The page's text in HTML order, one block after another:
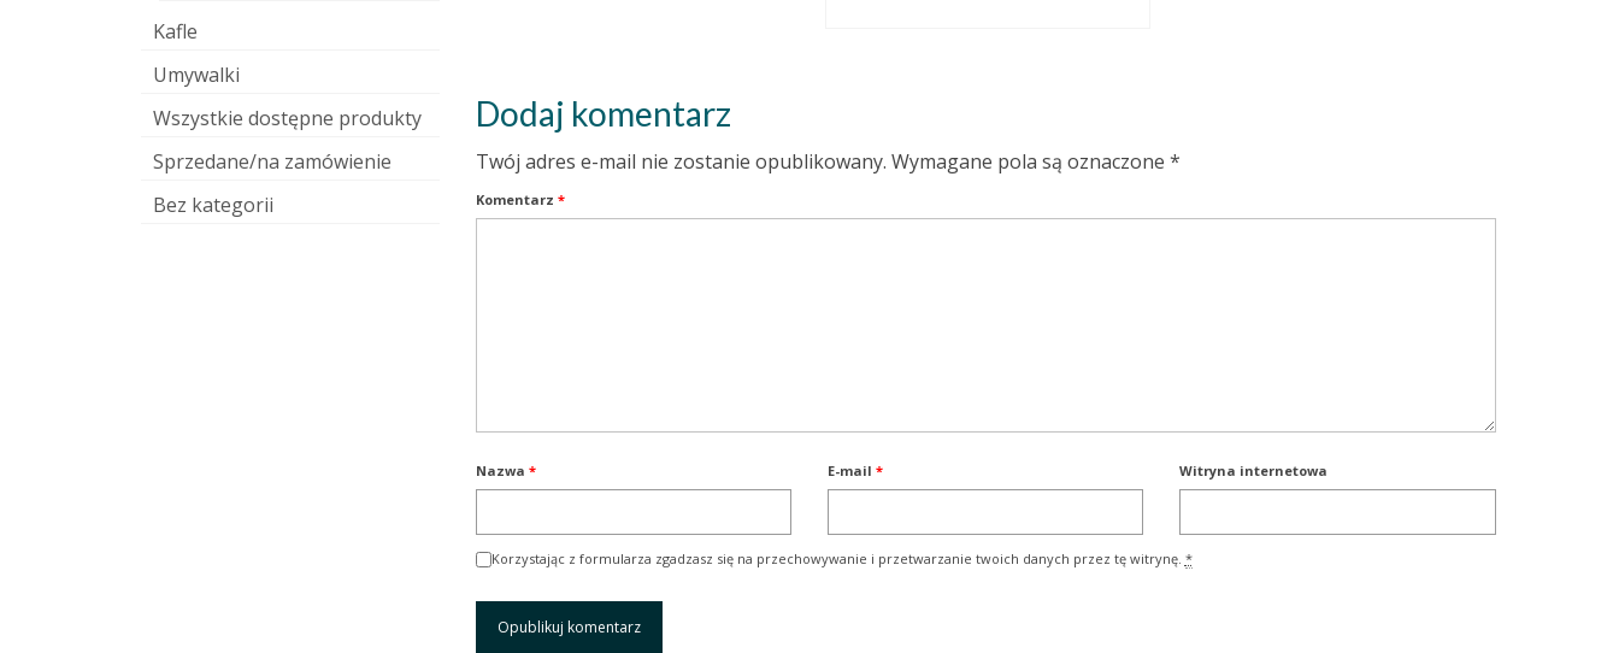
Dodaj komentarz
Twój adres e-mail nie zostanie opublikowany. Wymagane pola są oznaczone *
Komentarz *
Nazwa * E-mail * Witryna internetowa
Korzystając z formularza zgadzasz się na przechowywanie i przetwarzanie twoich danych przez tę witrynę. *
Kafle
Umywalki
Wszystkie dostępne produkty
Sprzedane/na zamówienie
Bez kategorii